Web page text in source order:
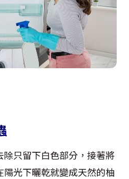
只留下白色部分，接著將
光下曬乾就變成天然的柚